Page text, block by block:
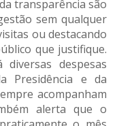
transparência são
sem qualquer
ou destacando
que justifique.
despesas
Presidência e da
acompanham
alerta que o